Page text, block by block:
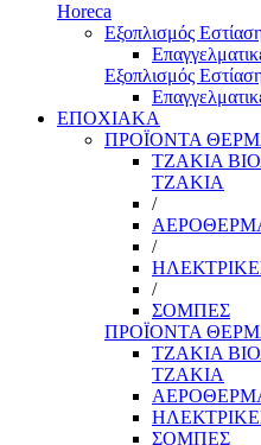
Horeca
Εξοπλισμός
Εξοπλισμός
ΕΠΟΧΙΑΚΑ
ΠΡΟΪΟΝΤΑ
ΤΖΑΚΙΑ
ΤΖΑΚΙΑ
/
/
/
ΣΟΜΠΕΣ
ΠΡΟΪΟΝΤΑ
ΤΖΑΚΙΑ
ΤΖΑΚΙΑ
ΣΟΜΠΕΣ